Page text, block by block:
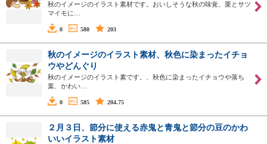
秋のイメージのイラスト素材です。おいしそうな秋の味覚、栗とサツ
マイモに…
0 580 203
秋のイメージのイラスト素材、秋色に染まったイチョ
ウやどんぐり
秋のイメージのイラスト素です。、秋色に染まったイチョウや落ち
葉、かわい…
0 585 204.75
２月３日、節分に使える赤鬼と青鬼と節分の豆のかわ
いいイラスト素材